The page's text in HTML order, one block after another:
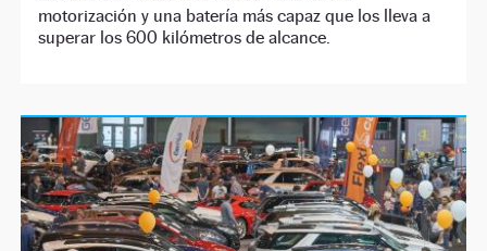
motorización y una batería más capaz que los lleva a
superar los 600 kilómetros de alcance.